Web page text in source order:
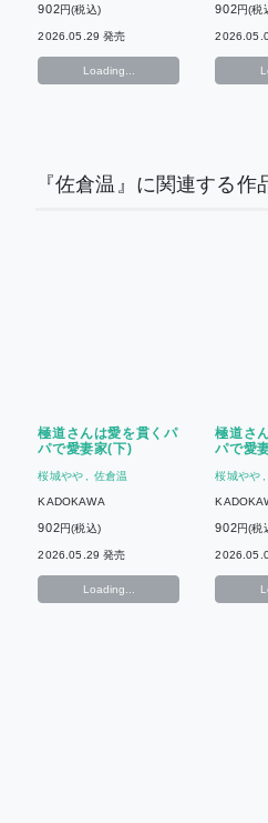
902円(税込)
2026.05.29 発売
Loading...
902円(税
『佐倉温』に関連する作
極道さんは愛を貫くパ
パで愛妻家(下)
桜城やや 佐倉温
KADOKAWA
902円(税込)
2026.05.29 発売
Loading...
極道さ
パで愛
桜城やや
902円(税